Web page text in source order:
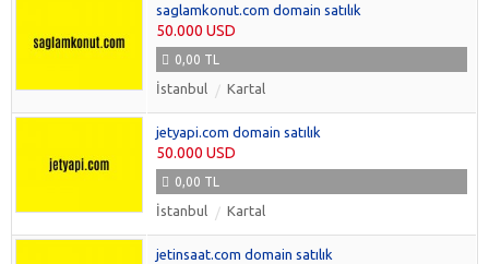
saglamkonut.com domain satılık
50.000 USD
0,00 TL
İstanbul Kartal
jetyapi.com domain satılık
50.000 USD
0,00 TL
İstanbul Kartal
jetinsaat.com domain satılık